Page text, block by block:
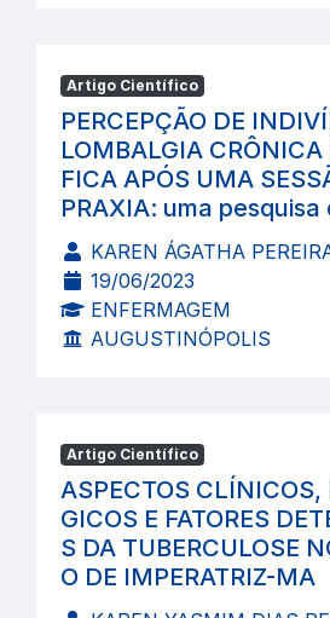
Artigo Científico
PERCEPÇÃO DE
LOMBALGIA CRÔNICA
FICA APÓS UMA
PRAXIA: uma
KAREN ÁGATHA
19/06/2023
ENFERMAGEM
AUGUSTINÓPOLIS
Artigo Científico
ASPECTOS CLÍNICOS,
GICOS E FATORES
S DA TUBERCULOSE
O DE IMPERATRIZ-MA